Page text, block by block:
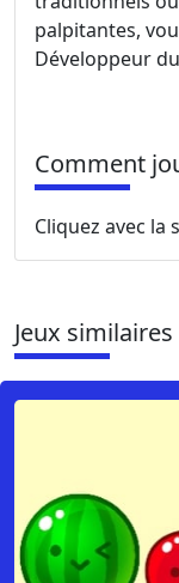
palpitantes,
Développeur
Comment
Cliquez avec la
Jeux